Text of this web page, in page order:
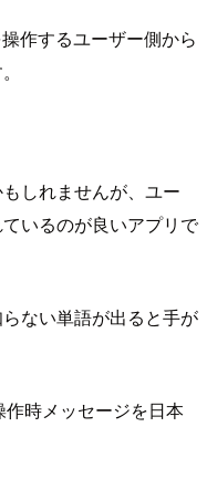
作するユーザー側から
しれませんが、ユー
いるのが良いアプリで
ない単語が出ると手が
時メッセージを日本